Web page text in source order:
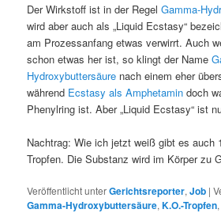
Der Wirkstoff ist in der RegelGamma-
wird aber auch als „Liquid Ecstasy“
am Prozessanfang etwas verwirrt. Auch
schon etwas her ist, so klingt der Name
Hydroxybuttersäure nach einem eher
während Ecstasy als Amphetamin doch
Phenylring ist. Aber „Liquid Ecstasy“ ist
Nachtrag: Wie ich jetzt weiß gibt es auch
Tropfen. Die Substanz wird im Körper zu
Veröffentlicht unterGerichtsreporter,Job |
Gamma-Hydroxybuttersäure,K.O.-Tropfen,